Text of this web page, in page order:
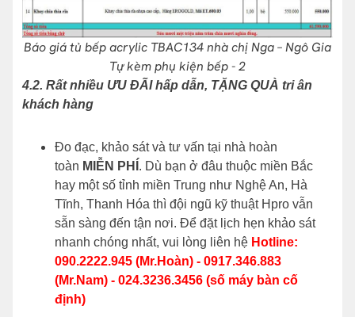
Báo giá tủ bếp acrylic TBAC134 nhà chị Nga – Ngô Gia
Tự kèm phụ kiện bếp - 2
4.2. Rất nhiều ƯU ĐÃI hấp dẫn, TẶNG QUÀ tri ân
khách hàng
Đo đạc, khảo sát và tư vấn tại nhà hoàn
toàn MIỄN PHÍ . Dù bạn ở đâu thuộc miền Bắc
hay một số tỉnh miền Trung như Nghệ An, Hà
Tĩnh, Thanh Hóa thì đội ngũ kỹ thuật Hpro vẫn
sẵn sàng đến tận nơi. Để đặt lịch hẹn khảo sát
nhanh chóng nhất, vui lòng liên hệ Hotline:
090.2222.945 (Mr.Hoàn) - 0917.346.883
(Mr.Nam) - 024.3236.3456 (số máy bàn cố
định)